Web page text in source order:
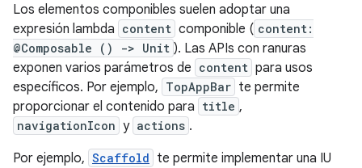
Los elementos componibles suelen adoptar una
expresión lambda content componible ( content:
@Composable () -> Unit ). Las APIs con ranuras
exponen varios parámetros de content para usos
específicos. Por ejemplo, TopAppBar te permite
proporcionar el contenido para title ,
navigationIcon y actions .
Por ejemplo, Scaffold te permite implementar una IU